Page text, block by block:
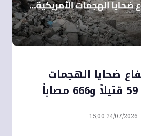
ضحايا الهجمات
24/07/2026 15:00